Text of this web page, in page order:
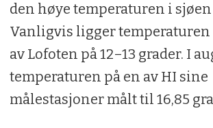
den høye temperaturen i
Vanligvis ligger temperaturen
av Lofoten på 12–13 grader. I
temperaturen på en av HI sine
målestasjoner målt til 16,85